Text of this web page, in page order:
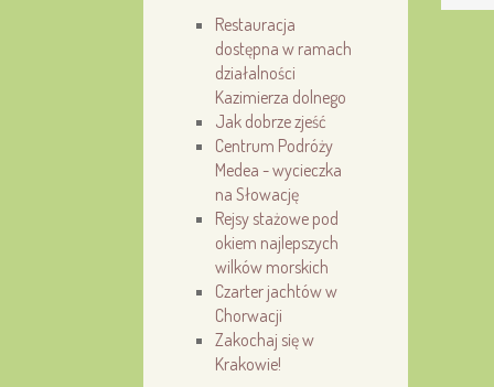
Restauracja
dostępna w ramach
działalności
Kazimierza dolnego
Jak dobrze zjeść
Centrum Podróży
Medea - wycieczka
na Słowację
Rejsy stażowe pod
okiem najlepszych
wilków morskich
Czarter jachtów w
Chorwacji
Zakochaj się w
Krakowie!